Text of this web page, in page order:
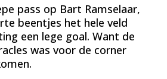
pass op Bart Ramselaar,
beentjes het hele veld
een lege goal. Want de
was voor de corner